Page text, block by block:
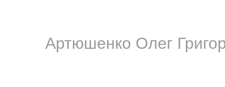
Артюшенко Олег